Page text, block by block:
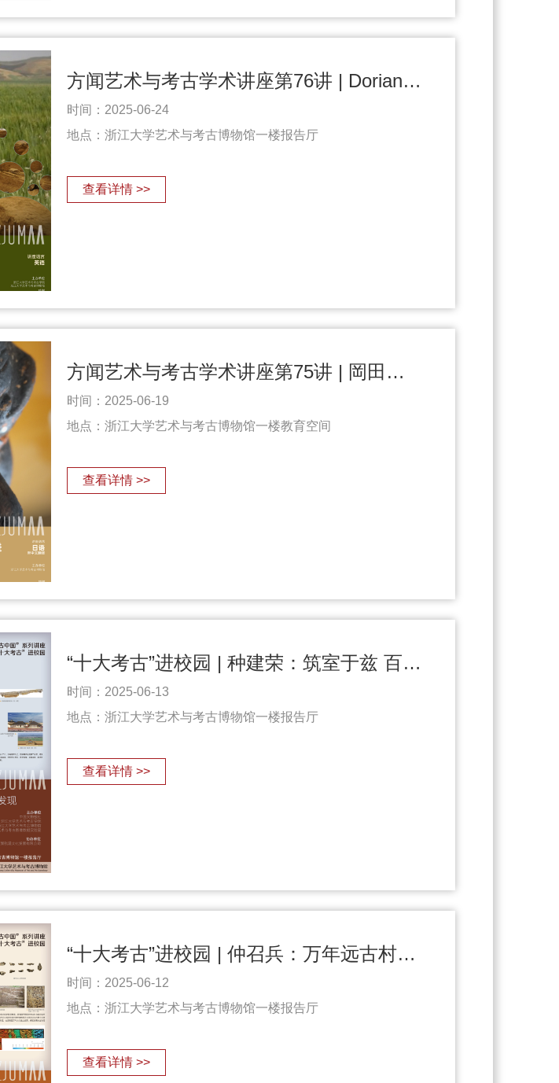
方闻艺术与考古学术讲座第76讲 | Dorian Fuller（傅稻镰）：西南亚作物驯化、农业起源与烘焙文明（6.19）
时间：2025-06-24
地点：浙江大学艺术与考古博物馆一楼报告厅
查看详情 >>
方闻艺术与考古学术讲座第75讲 | 岡田靖：中日交流背景下日本造像技术的发展与演进（6.19）
时间：2025-06-19
地点：浙江大学艺术与考古博物馆一楼教育空间
查看详情 >>
“十大考古”进校园 | 种建荣：筑室于兹 百堵皆兴——陕西宝鸡周原遗址考古新发现（6.13）
时间：2025-06-13
地点：浙江大学艺术与考古博物馆一楼报告厅
查看详情 >>
“十大考古”进校园 | 仲召兵：万年远古村落的图景——浙江仙居下汤遗址（6.12）
时间：2025-06-12
地点：浙江大学艺术与考古博物馆一楼报告厅
查看详情 >>